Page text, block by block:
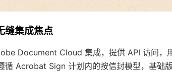
缝集成焦点
Document Cloud 集成，提供 API 访问
循 Acrobat Sign 计划内的按信封模型，基础